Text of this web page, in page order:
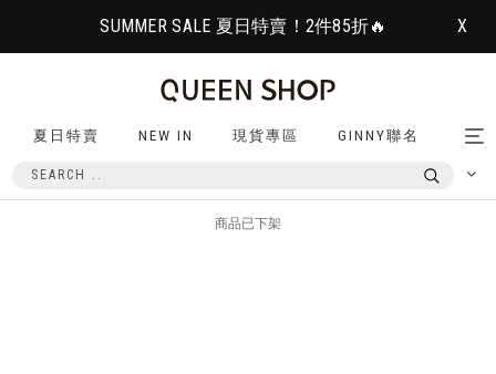
SUMMER SALE 夏日特賣！2件85折🔥 X
夏日特賣 NEW IN 現貨專區 GINNY聯名
商品已下架